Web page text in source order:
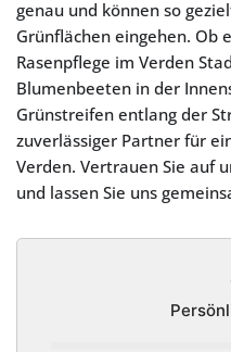
genau und können so
Grünflächen eingehen. Ob
Rasenpflege im Verden
Blumenbeeten in der
Grünstreifen entlang der
zuverlässiger Partner für
Verden. Vertrauen Sie auf
und lassen Sie uns